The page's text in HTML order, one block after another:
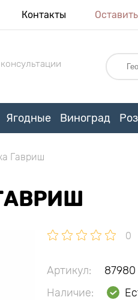
Контакты
Ягодные Виноград
Гавриш
0
Артикул:
87980
Наличие: